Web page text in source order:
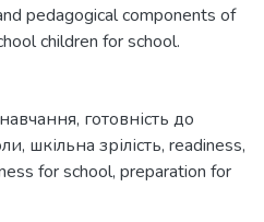
pedagogical components of
children for school.
, готовність до
, шкільна зрілість, readiness,
for school, preparation for